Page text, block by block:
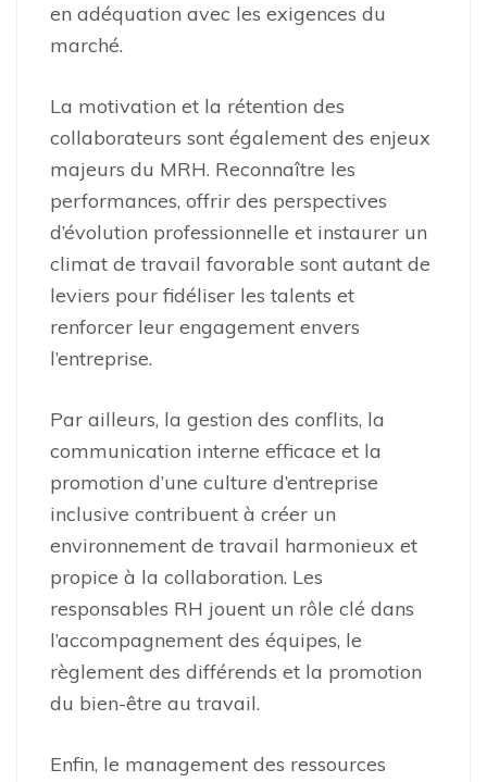
en adéquation avec les exigences du
marché.
La motivation et la rétention des
collaborateurs sont également des enjeux
majeurs du MRH. Reconnaître les
performances, offrir des perspectives
d’évolution professionnelle et instaurer un
climat de travail favorable sont autant de
leviers pour fidéliser les talents et
renforcer leur engagement envers
l’entreprise.
Par ailleurs, la gestion des conflits, la
communication interne efficace et la
promotion d’une culture d’entreprise
inclusive contribuent à créer un
environnement de travail harmonieux et
propice à la collaboration. Les
responsables RH jouent un rôle clé dans
l’accompagnement des équipes, le
règlement des différends et la promotion
du bien-être au travail.
Enfin, le management des ressources